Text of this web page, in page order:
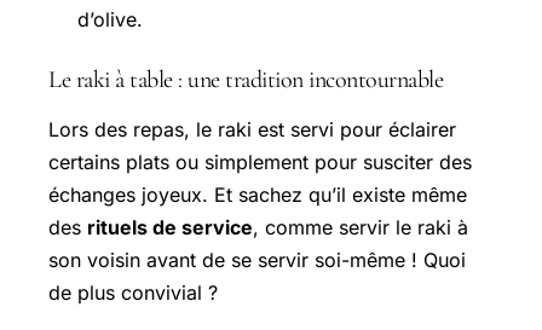
d’olive.
Le raki à table : une tradition incontournable
Lors des repas, le raki est servi pour éclairer
certains plats ou simplement pour susciter des
échanges joyeux. Et sachez qu’il existe même
des rituels de service, comme servir le raki à
son voisin avant de se servir soi-même ! Quoi
de plus convivial ?